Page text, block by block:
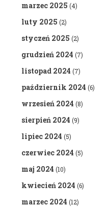
marzec 2025 (4)
luty 2025 (2)
styczeń 2025 (2)
grudzień 2024 (7)
listopad 2024 (7)
październik 2024 (6)
wrzesień 2024 (8)
sierpień 2024 (9)
lipiec 2024 (5)
czerwiec 2024 (5)
maj 2024 (10)
kwiecień 2024 (6)
marzec 2024 (12)